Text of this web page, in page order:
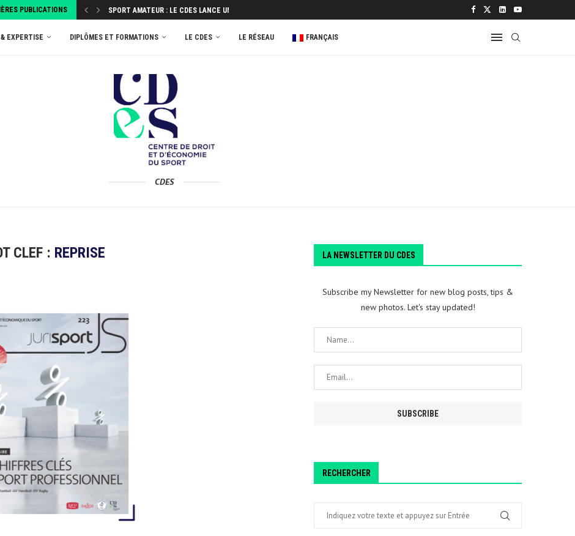
PUBLICATIONS SPORT AMATEUR : LE CDES LANCE UNE ENQUÊTE...
EXPERTISE DIPLÔMES ET FORMATIONS LE CDES LE RÉSEAU FRANÇAIS
CDES
CLEF : REPRISE LA NEWSLETTER DU CDES
Subscribe my Newsletter for new blog posts, tips &
new photos. Let's stay updated!
RECHERCHER